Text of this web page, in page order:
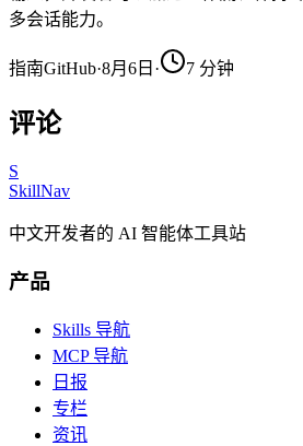
多会话能力。
指南GitHub·8月6日 · 7 分钟
评论
S
SkillNav
中文开发者的 AI 智能体工具站
产品
Skills 导航
MCP 导航
日报
专栏
资讯